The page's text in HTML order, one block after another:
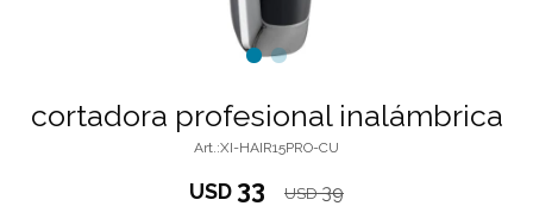
cortadora profesional inalámbrica
XI-HAIR15PRO-CU
USD 33 USD 39